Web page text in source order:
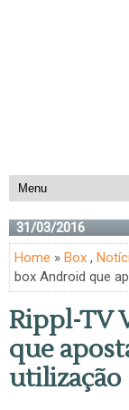
31/03/2016
Home » Box ,
box Android que
Rippl-TV
que
utilização